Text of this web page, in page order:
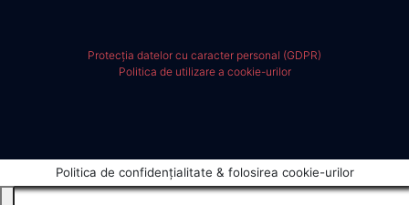
Protecția datelor cu caracter personal (GDPR)
Politica de utilizare a cookie-urilor
Politica de confidențialitate & folosirea cookie-urilor